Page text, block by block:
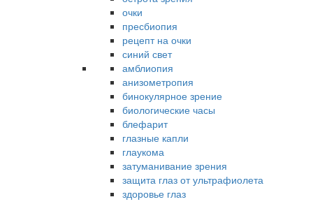
очки
пресбиопия
рецепт на очки
синий свет
амблиопия
анизометропия
бинокулярное зрение
биологические часы
блефарит
глазные капли
глаукома
затуманивание зрения
защита глаз от ультрафиолета
здоровье глаз